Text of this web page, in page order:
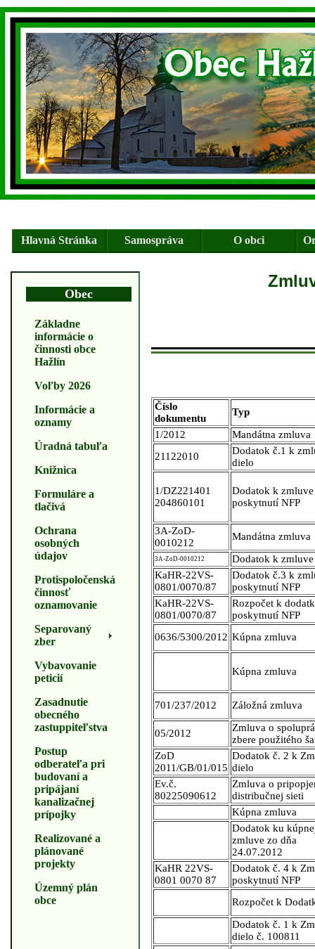
Hlavná Stránka Samospráva O obci
Obec
Základne
informácie o
činnosti obce
Hažlín
Voľby 2026
Informácie a
oznamy
Úradná tabuľa
Knižnica
Formuláre a
tlačivá
Ochrana
osobných
údajov
Protispoločenská
činnosť
oznamovanie
Separovaný
zber
Vybavovanie
peticií
Zasadnutie
obecného
zastuppiteľstva
Postup
odberateľa pri
budovaní a
pripájaní
kanalizačnej
prípojky
Realizované a
plánované
projekty
Územný plán
obce
Číslo
dokumentu
Typ
1/2012
Mandátna zmluva
21122010
Dodatok č.1 k
dielo
1/DZ221401
204860101
Dodatok k
poskytnutí NFP
3A-ZoD-
0010212
Mandátna zmluva
3A-ZoD-0010212
Dodatok k
KaHR-22VS-
0801/0070/87
Dodatok č.3 k
poskytnutí NFP
KaHR-22VS-
0801/0070/87
Rozpočet k
poskytnutí NFP
0636/5300/2012 Kúpna zmluva
Kúpna zmluva
701/237/2012 Záložná zmluva
05/2012
Zmluva o
zbere použitého
ZoD
2011/GB/01/015
Dodatok č. 2 k
dielo
Ev.č.
80225090612
Zmluva o
distribučnej sieti
Kúpna zmluva
Dodatok ku
zmluve zo dňa
24.07.2012
KaHR 22VS-
0801 0070 87
Dodatok č. 4 k
poskytnutí NFP
Rozpočet k
Dodatok č. 1 k
dielo č. 100811